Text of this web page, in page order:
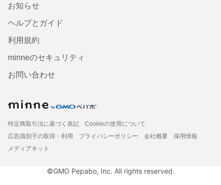
お知らせ
ヘルプとガイド
利用規約
minneのセキュリティ
お問い合わせ
特定商取引法に基づく表記
Cookieの使用について
広告識別子の取得・利用
プライバシーポリシー 会社概要
採用情報
メディアキット
©GMO Pepabo, Inc. All rights reserved.